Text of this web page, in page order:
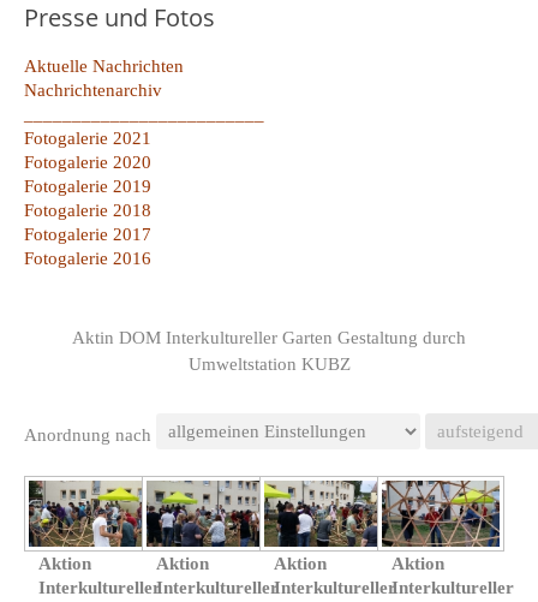
Presse und Fotos
Aktuelle Nachrichten
Nachrichtenarchiv
Fotogalerie 2021
Fotogalerie 2020
Fotogalerie 2019
Fotogalerie 2018
Fotogalerie 2017
Fotogalerie 2016
Aktin DOM Interkultureller Garten Gestaltung durch
Umweltstation KUBZ
Anordnung nach
Aktion
Interkultureller
Aktion
Interkultureller
Aktion
Interkultureller
Aktion
Interkultureller